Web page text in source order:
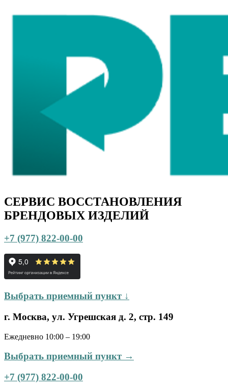
СЕРВИС ВОССТАНОВЛЕНИЯ
БРЕНДОВЫХ ИЗДЕЛИЙ
+7 (977) 822-00-00
Выбрать приемный пункт ↓
г. Москва, ул. Угрешская д. 2, стр. 149
Ежедневно 10:00 – 19:00
Выбрать приемный пункт →
+7 (977) 822-00-00